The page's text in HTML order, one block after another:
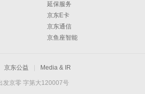
延保服务
京东E卡
京东通信
京鱼座智能
京东公益 Media & IR
发京零 字第大120007号